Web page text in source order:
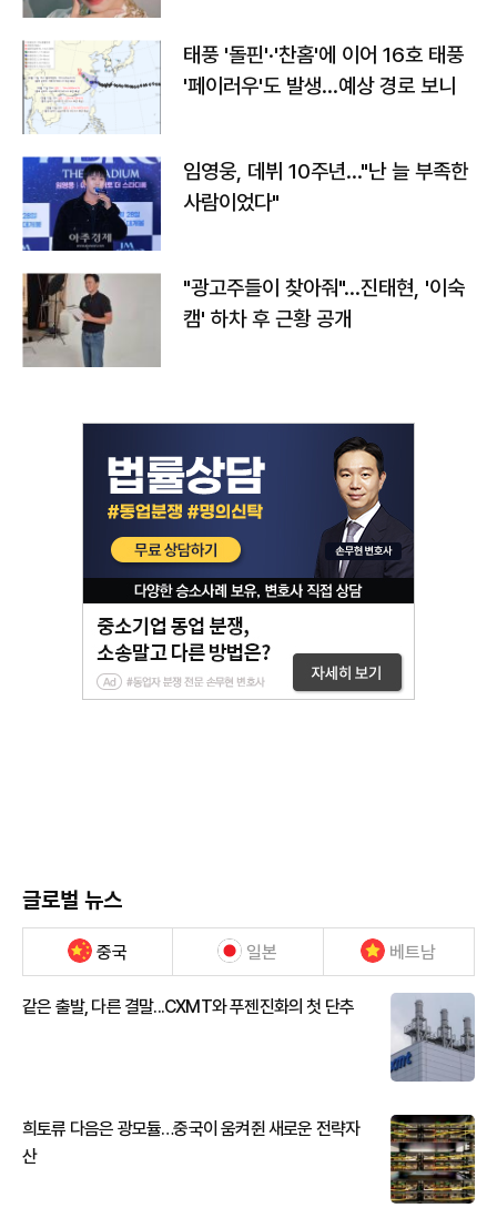
태풍 '돌핀'·'찬홈'에 이어 16호 태풍
'페이러우'도 발생…예상 경로 보니
임영웅, 데뷔 10주년…"난 늘 부족한
사람이었다"
"광고주들이 찾아줘"…진태현, '이숙
캠' 하차 후 근황 공개
글로벌 뉴스
중국 일본 베트남
같은 출발, 다른 결말...CXMT와 푸젠진화의 첫 단추
희토류 다음은 광모듈…중국이 움켜쥔 새로운 전략자
산